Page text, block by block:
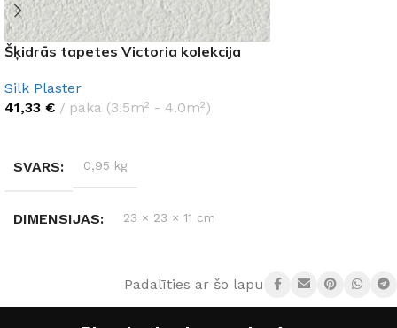
Šķidrās tapetes Victoria kolekcija
Silk Plaster
41,33 € paka (3.5m² - 4.0m²)
SVARS 0,95 kg
DIMENSIJAS 23 × 23 × 11 cm
Padalīties ar šo lapu: